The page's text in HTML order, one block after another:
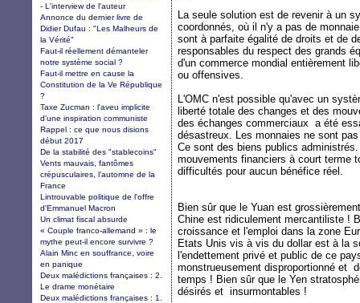
La seule solution est de revenir à un
coordonnés, où il n'y a pas de
sont à parfaite égalité de droits et de
responsables du respect des grands
d'un commerce mondial entièrement
ou offensives.
L'OMC n'est possible qu'avec un
liberté totale des changes et des
des échanges commerciaux a été
désastreux. Les monnaies ne sont
Ce sont des biens publics
mouvements financiers à court terme
difficultés pour aucun bénéfice réel.
Bien sûr que le Yuan est
Chine est ridiculement mercantiliste !
croissance et l'emploi dans la zone
Etats Unis vis à vis du dollar est à la
l'endettement privé et public de ce
monstrueusement disproportionné et
temps ! Bien sûr que le Yen
désirés et insurmontables !
- L'interview de l'auteur
Annonce du dernier livre de
Didier Dufau : "Les Malheurs de
la Vérité"
Faut-il réellement démanteler
notre système social ?
Faut-il mettre en cause la
Constitution de la Ve République
?
Taxe Zucman : l'aveu implicite
d'une inspiration communiste
Rappel : ce que nous disions
début 2017
De la stabilité des "stablecoins"
Vents mauvais, fantômes
crépusculaires, l’automne de la
France
Lintrouvable politique de l'offre
d'Emmanuel Macron
Un climat fiscal absurde
« Couple franco-allemand » : le
mythe peut-il encore survivre ?
Alain Minc en souffrance, voire
en panique
Deux malédictions françaises : 2.
Le drame monétaire
Deux malédictions françaises : 1.